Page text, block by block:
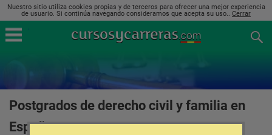
Nuestro sitio utiliza cookies propias y de terceros para ofrecer una mejor experiencia
de usuario. Si continúa navegando consideramos que acepta su uso.. Cerrar
Postgrados de derecho civil y familia en
España